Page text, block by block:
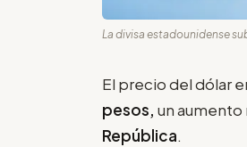
La divisa estadounidense
El precio del dólar
pesos, un aumento
República.